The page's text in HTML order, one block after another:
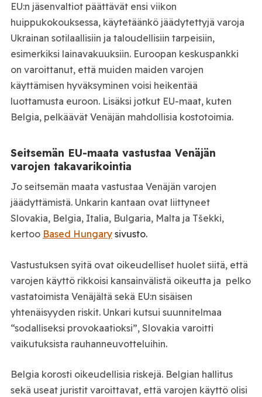
EU:n jäsenvaltiot päättävät ensi viikon
huippukokouksessa, käytetäänkö jäädytettyjä varoja
Ukrainan sotilaallisiin ja taloudellisiin tarpeisiin,
esimerkiksi lainavakuuksiin. Euroopan keskuspankki
on varoittanut, että muiden maiden varojen
käyttämisen hyväksyminen voisi heikentää
luottamusta euroon. Lisäksi jotkut EU-maat, kuten
Belgia, pelkäävät Venäjän mahdollisia kostotoimia.
Seitsemän EU-maata vastustaa Venäjän
varojen takavarikointia
Jo seitsemän maata vastustaa Venäjän varojen
jäädyttämistä. Unkarin kantaan ovat liittyneet
Slovakia, Belgia, Italia, Bulgaria, Malta ja Tšekki,
kertoo Based Hungarysivusto.
Vastustuksen syitä ovat oikeudelliset huolet siitä, että
varojen käyttö rikkoisi kansainvälistä oikeutta ja pelko
vastatoimista Venäjältä sekä EU:n sisäisen
yhtenäisyyden riskit. Unkari kutsui suunnitelmaa
“sodalliseksi provokaatioksi”, Slovakia varoitti
vaikutuksista rauhanneuvotteluihin.
Belgia korosti oikeudellisia riskejä. Belgian hallitus
sekä useat juristit varoittavat, että varojen käyttö olisi